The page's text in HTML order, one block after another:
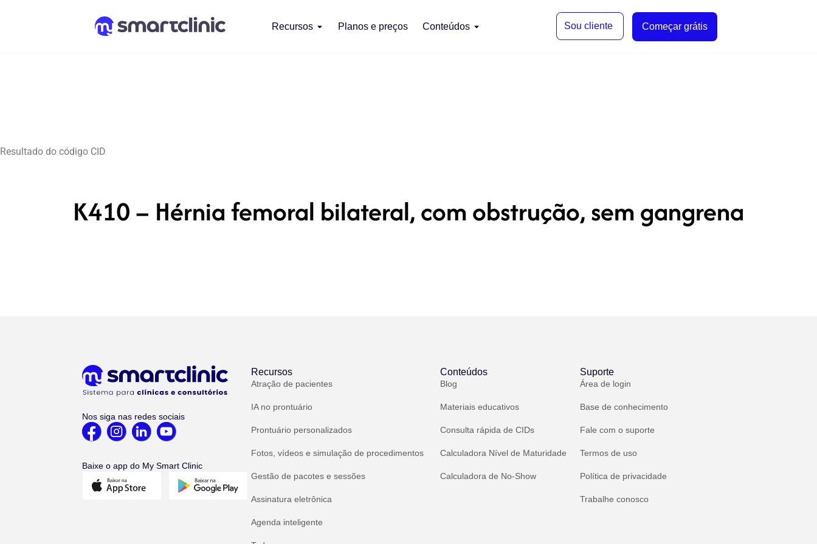
Recursos Planos e preços Conteúdos Sou cliente Começar grátis
Resultado do código CID
K410 – Hérnia femoral bilateral, com obstrução, sem gangrena
Nos siga nas redes sociais
Baixe o app do My Smart Clinic
Recursos
Atração de pacientes
IA no prontuário
Prontuário personalizados
Fotos, vídeos e simulação de procedimentos
Gestão de pacotes e sessões
Assinatura eletrônica
Agenda inteligente
Conteúdos
Blog
Materiais educativos
Consulta rápida de CIDs
Calculadora Nível de Maturidade
Calculadora de No-Show
Suporte
Área de login
Base de conhecimento
Fale com o suporte
Termos de uso
Política de privacidade
Trabalhe conosco